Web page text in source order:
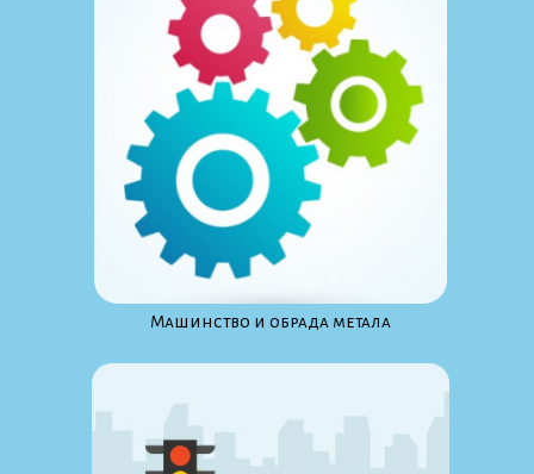
Maшинство и обрада метала